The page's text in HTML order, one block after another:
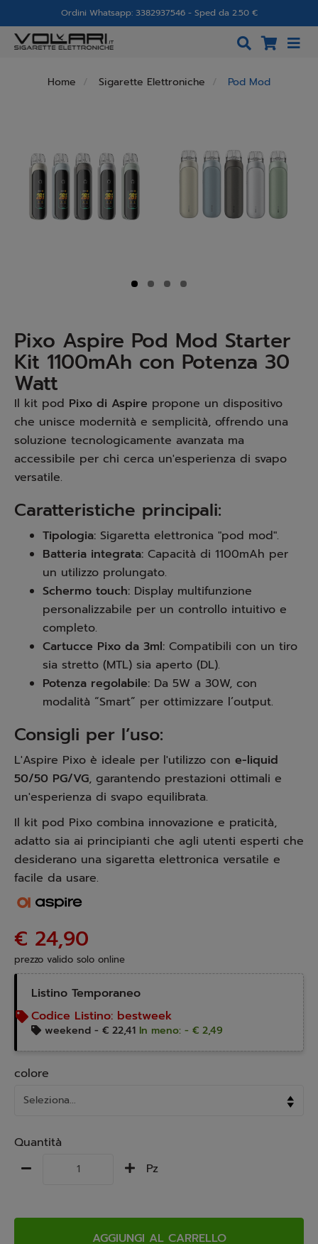
Ordini Whatsapp: 3382937546 - Sped da 2.50 €
Home Sigarette Elettroniche Pod Mod
Pixo Aspire Pod Mod Starter
Kit 1100mAh con Potenza 30
Watt
Il kit pod Pixo di Aspire propone un dispositivo
che unisce modernità e semplicità, offrendo una
soluzione tecnologicamente avanzata ma
accessibile per chi cerca un'esperienza di svapo
versatile.
Caratteristiche principali:
Tipologia: Sigaretta elettronica "pod mod".
Batteria integrata: Capacità di 1100mAh per
un utilizzo prolungato.
Schermo touch: Display multifunzione
personalizzabile per un controllo intuitivo e
completo.
Cartucce Pixo da 3ml: Compatibili con un tiro
sia stretto (MTL) sia aperto (DL).
Potenza regolabile: Da 5W a 30W, con
modalità “Smart” per ottimizzare l’output.
Consigli per l’uso:
L'Aspire Pixo è ideale per l'utilizzo con e-liquid
50/50 PG/VG, garantendo prestazioni ottimali e
un'esperienza di svapo equilibrata.
Il kit pod Pixo combina innovazione e praticità,
adatto sia ai principianti che agli utenti esperti che
desiderano una sigaretta elettronica versatile e
facile da usare.
€ 24,90
prezzo valido solo online
Listino Temporaneo
Codice Listino: bestweek
weekend - € 22,41 In meno: - € 2,49
colore
Quantità
Pz
AGGIUNGI AL CARRELLO